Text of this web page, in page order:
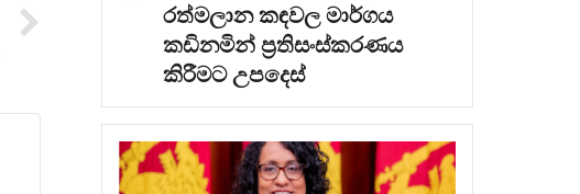
රත්මලාන කඳවල මාර්ගය
කඩිනමින් ප්‍රතිසංස්කරණය
කිරීමට උපදෙස්